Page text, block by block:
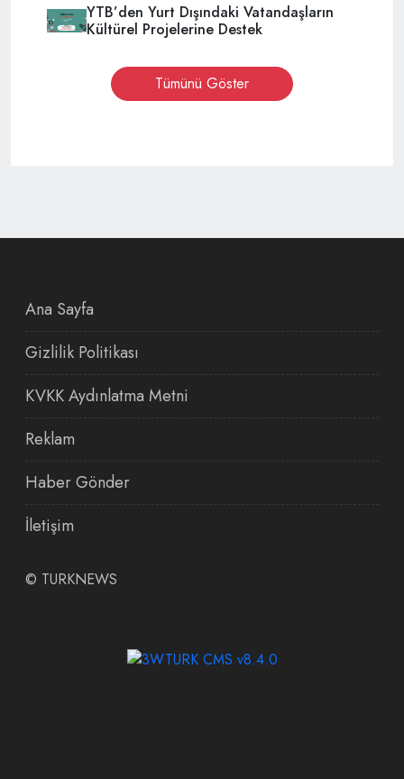
YTB’den Yurt Dışındaki Vatandaşların
Kültürel Projelerine Destek
Tümünü Göster
Ana Sayfa
Gizlilik Politikası
KVKK Aydınlatma Metni
Reklam
Haber Gönder
İletişim
© TURKNEWS